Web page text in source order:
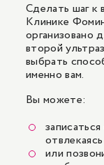
Сделать шаг к
Клинике
организовано
второй
выбрать
именно вам.
Вы можете:
или